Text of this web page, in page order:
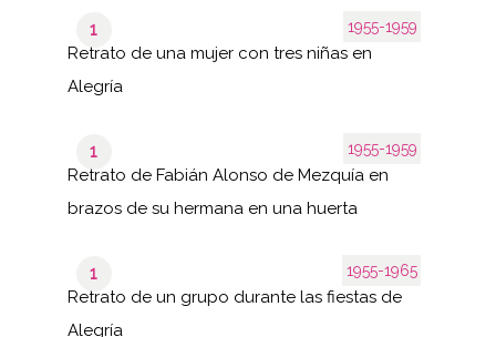
1955-1959
1
Retrato de una mujer con tres niñas en
Alegría
1955-1959
1
Retrato de Fabián Alonso de Mezquía en
brazos de su hermana en una huerta
1955-1965
1
Retrato de un grupo durante las fiestas de
Alegría